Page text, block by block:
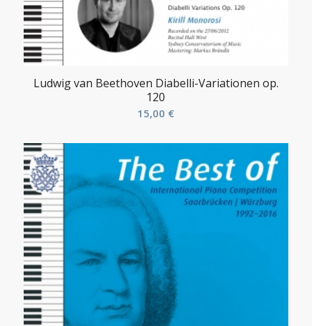
Ludwig van Beethoven Diabelli-Variationen op.
120
15,00 €